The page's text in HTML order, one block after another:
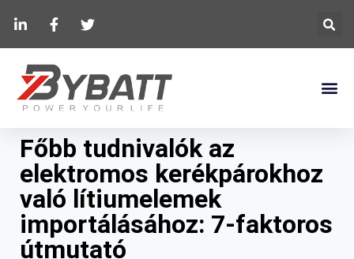
Főbb tudnivalók az
elektromos kerékpárokhoz
való lítiumelemek
importálásához: 7-faktoros
útmutató